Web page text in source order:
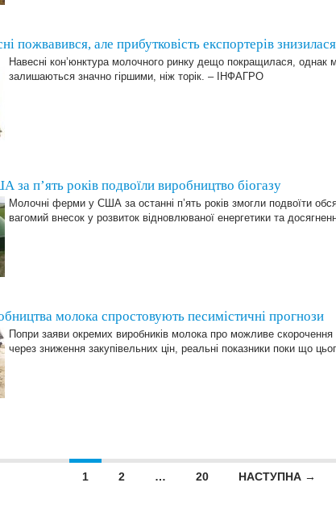
пожвавився, але прибутковість експортерів знизилася
Навесні кон’юнктура молочного ринку дещо покращилася, однак
залишаються значно гіршими, ніж торік. – ІНФАГРО
п’ять років подвоїли виробництво біогазу
Молочні ферми у США за останні п’ять років змогли подвоїти
вагомий внесок у розвиток відновлюваної енергетики та
молока спростовують песимістичні прогнози
Попри заяви окремих виробників молока про можливе
через зниження закупівельних цін, реальні показники поки що
1 2 … 20 НАСТУПНА →